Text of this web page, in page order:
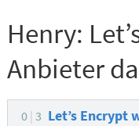
Henry:
Anbieter
0 3 Let’s Encrypt